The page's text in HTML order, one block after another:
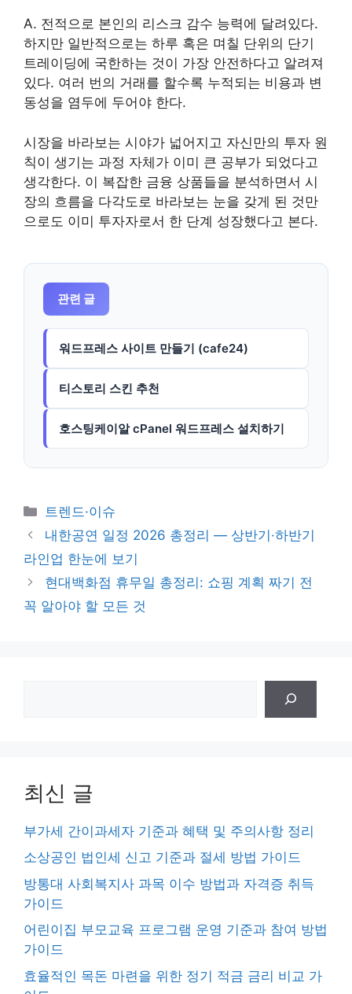
A. 전적으로 본인의 리스크 감수 능력에 달려있다.
하지만 일반적으로는 하루 혹은 며칠 단위의 단기
트레이딩에 국한하는 것이 가장 안전하다고 알려져
있다. 여러 번의 거래를 할수록 누적되는 비용과 변
동성을 염두에 두어야 한다.
시장을 바라보는 시야가 넓어지고 자신만의 투자 원
칙이 생기는 과정 자체가 이미 큰 공부가 되었다고
생각한다. 이 복잡한 금융 상품들을 분석하면서 시
장의 흐름을 다각도로 바라보는 눈을 갖게 된 것만
으로도 이미 투자자로서 한 단계 성장했다고 본다.
관련 글
워드프레스 사이트 만들기 (cafe24)
티스토리 스킨 추천
호스팅케이알 cPanel 워드프레스 설치하기
카
테
고
리
트렌드·이슈
내한공연 일정 2026 총정리 — 상반기·하반기
라인업 한눈에 보기
현대백화점 휴무일 총정리: 쇼핑 계획 짜기 전
꼭 알아야 할 모든 것
최신 글
부가세 간이과세자 기준과 혜택 및 주의사항 정리
소상공인 법인세 신고 기준과 절세 방법 가이드
방통대 사회복지사 과목 이수 방법과 자격증 취득
가이드
어린이집 부모교육 프로그램 운영 기준과 참여 방법
가이드
효율적인 목돈 마련을 위한 정기 적금 금리 비교 가